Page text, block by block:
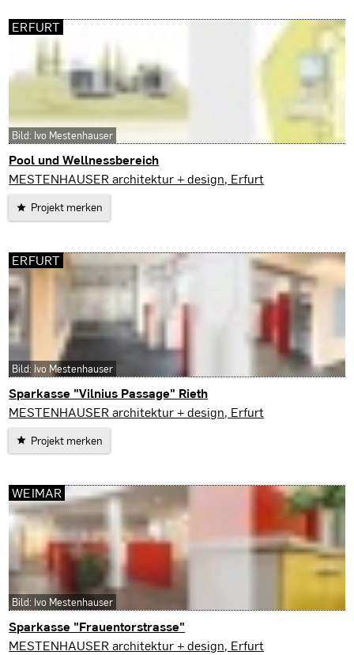
Pool und Wellnessbereich
Erfurt
MESTENHAUSER architektur + design, Erfurt
Projekt merken
ERFURT
Bild: Ivo Mestenhauser
Sparkasse "Vilnius Passage" Rieth
Erfurt
MESTENHAUSER architektur + design, Erfurt
Projekt merken
ERFURT
Bild: Ivo Mestenhauser
Sparkasse "Frauentorstrasse"
Weimar
MESTENHAUSER architektur + design, Erfurt
WEIMAR
Bild: Ivo Mestenhauser